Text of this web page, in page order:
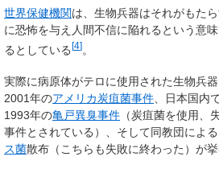
世界保健機関は、生物兵器はそれがもた
に恐怖を与え人間不信に陥れるという意
るとしている[4]。
実際に病原体がテロに使用された生物兵器
2001年のアメリカ炭疽菌事件 、日本国内
1993年の亀戸異臭事件 （炭疽菌を使用、
事件とされている）、そして同教団によ
ス菌散布（こちらも失敗に終わった）が挙